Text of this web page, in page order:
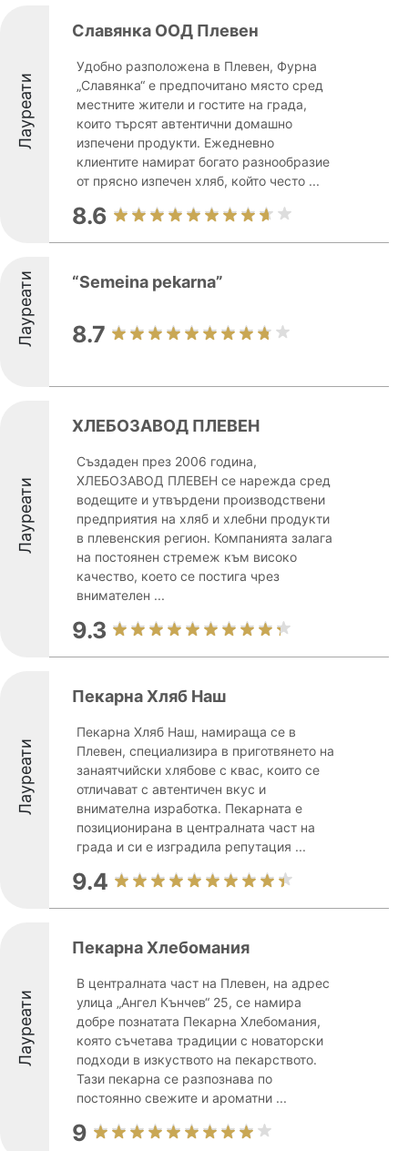
Лауреати
Славянка ООД Плевен
Удобно разположенa в Плевен, Фурна
„Славянка“ е предпочитано място сред
местните жители и гостите на града,
които търсят автентични домашно
изпечени продукти. Ежедневно
клиентите намират богато разнообразие
от прясно изпечен хляб, който често ...
8.6
Лауреати “Semeina pekarna”
8.7
Лауреати
ХЛЕБОЗАВОД ПЛЕВЕН
Създаден през 2006 година,
ХЛЕБОЗАВОД ПЛЕВЕН се нарежда сред
водещите и утвърдени производствени
предприятия на хляб и хлебни продукти
в плевенския регион. Компанията залага
на постоянен стремеж към високо
качество, което се постига чрез
внимателен ...
9.3
Лауреати
Пекарна Хляб Наш
Пекарна Хляб Наш, намираща се в
Плевен, специализира в приготвянето на
занаятчийски хлябове с квас, които се
отличават с автентичен вкус и
внимателна изработка. Пекарната е
позиционирана в централната част на
града и си е изградила репутация ...
9.4
Лауреати
Пекарна Хлебомания
В централната част на Плевен, на адрес
улица „Ангел Кънчев“ 25, се намира
добре познатата Пекарна Хлебомания,
която съчетава традиции с новаторски
подходи в изкуството на пекарството.
Тази пекарна се разпознава по
постоянно свежите и ароматни ...
9